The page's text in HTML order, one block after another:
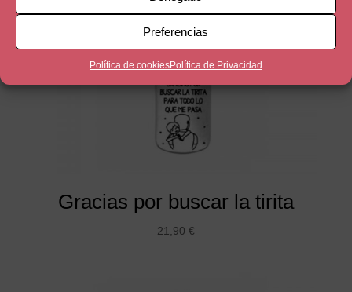
Preferencias
Política de cookiesPolítica de Privacidad
Gracias por buscar la tirita
21,90 €